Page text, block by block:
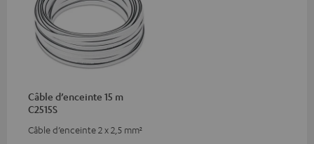
Câble d’enceinte 15 m
C2515S
Câble d’enceinte 2 x 2,5 mm²